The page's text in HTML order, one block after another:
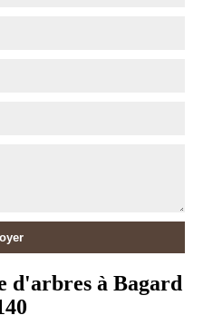
d'arbres à Bagard